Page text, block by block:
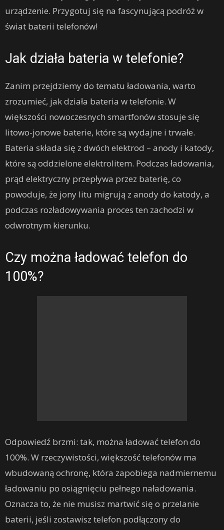
urządzenie. Przygotuj się na fascynującą podróż w
świat baterii telefonów!
Jak działa bateria w telefonie?
Zanim przejdziemy do tematu ładowania, warto
zrozumieć, jak działa bateria w telefonie. W
większości nowoczesnych smartfonów stosuje się
litowo-jonowe baterie, które są wydajne i trwałe.
Bateria składa się z dwóch elektrod – anody i katody,
które są oddzielone elektrolitem. Podczas ładowania,
prąd elektryczny przepływa przez baterię, co
powoduje, że jony litu migrują z anody do katody, a
podczas rozładowywania proces ten zachodzi w
odwrotnym kierunku.
Czy można ładować telefon do
100%?
Odpowiedź brzmi: tak, można ładować telefon do
100%. W rzeczywistości, większość telefonów ma
wbudowaną ochronę, która zapobiega nadmiernemu
ładowaniu po osiągnięciu pełnego naładowania.
Oznacza to, że nie musisz martwić się o przelanie
baterii, jeśli zostawisz telefon podłączony do